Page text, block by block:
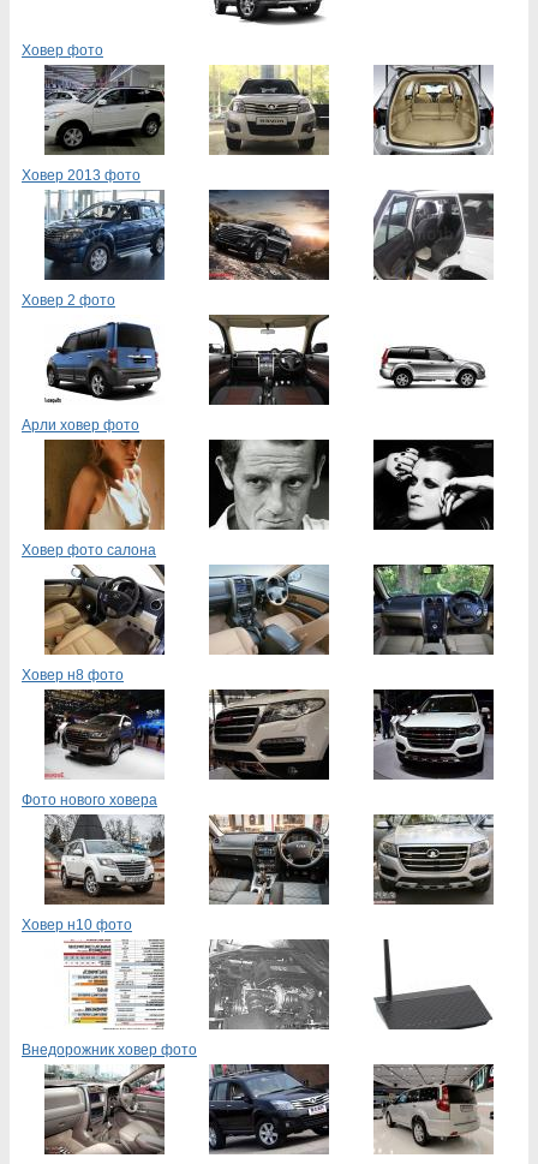
Ховер фото
Ховер 2013 фото
Ховер 2 фото
Арли ховер фото
Ховер фото салона
Ховер н8 фото
Фото нового ховера
Ховер н10 фото
Внедорожник ховер фото